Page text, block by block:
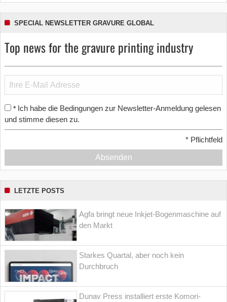
SPECIAL NEWSLETTER GRAVURE GLOBAL
Top news for the gravure printing industry
* Ich habe die Bedingungen zur Newsletter-Anmeldung gelesen
und stimme diesen zu.
* Pflichtfeld
Absenden
LETZTE POSTS
Agfa bringt neue Inkjet-Bogenmaschine auf
den Markt
Starkes Quartal, aber noch kein
Durchbruch
Dunav Press installiert erste Komori-